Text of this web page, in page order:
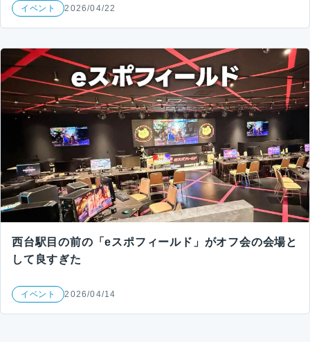
イベント 2026/04/22
西台駅目の前の「eスポフィールド」がオフ会の会場と
して良すぎた
イベント 2026/04/14